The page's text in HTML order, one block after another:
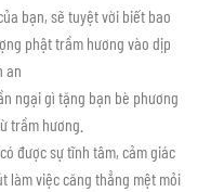
bạn, sẽ tuyệt vời biết bao
phật trầm hương vào dịp
an
ngại gì tặng bạn bè phương
trầm hương.
được sự tĩnh tâm, cảm giác
làm việc căng thẳng mệt mỏi